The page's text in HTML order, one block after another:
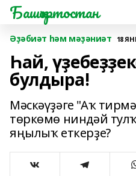
Башҡортостан
Әҙәбиәт һәм мәҙәниәт 18
Һай,
булдыра!
Мәскәүҙәге "Аҡ
төркөмө ниндәй
яңылыҡ еткерҙе?